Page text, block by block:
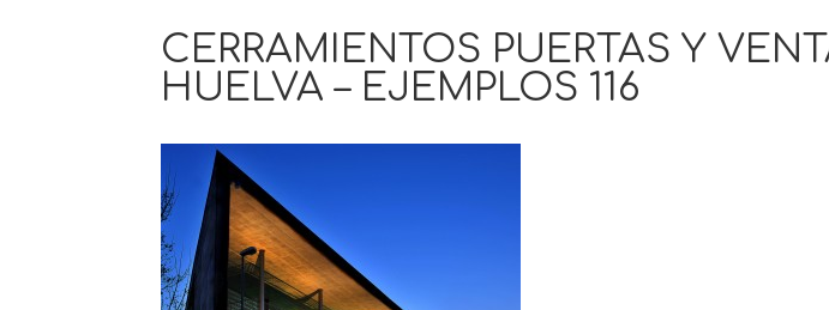
CERRAMIENTOS PUERTAS Y
HUELVA – EJEMPLOS 116